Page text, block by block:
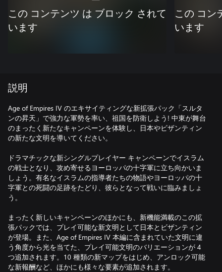
この コンテンツ は ブロック されて
います
この コン
います
説明
Age of Empires IV のエキサイティングな新拡張パック「スルタ
ンの昇天」で強力な軍勢を率い、祖国を防衛しよう! 中東が舞台
のまったく新たなキャンペーンを体験し、日本やビザンティン
の新たな文明を導いてください。
ドラマチックな新シングルプレイヤー キャンペーンでイスラム
の戦士となり、攻め寄せるヨーロッパの十字軍に立ち向かいま
しょう。有名なイスラムの指導者たちの物語やヨーロッパの十
字軍との死闘の足跡をたどり、彼らとなって戦いに臨みましょ
う。
まったく新しいキャンペーンのほかにも、新機能満載のこの拡
張パックでは、プレイ可能な新文明として日本とビザンティン
が登場。また、Age of Empires IV 本編に含まれていた文明に違
う角度から光を当てた、プレイ可能文明のバリエーションが 4
つ追加されます。10 種類の新マップをはじめ、アンロック可能
な新報酬など、ほかにも様々な要素が追加されます。